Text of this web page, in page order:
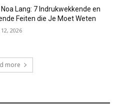
Lang: 7 Indrukwekkende en
Feiten die Je Moet Weten
2026
more